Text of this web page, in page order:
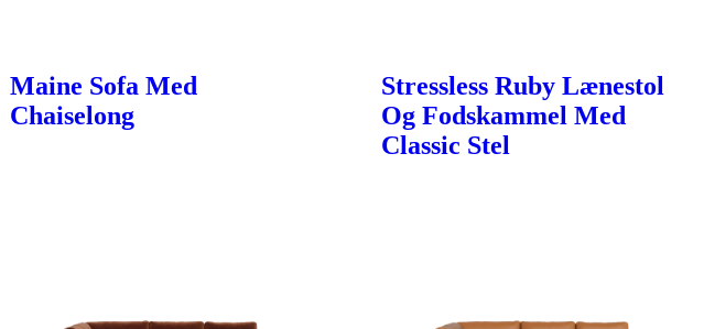
Maine Sofa Med
Chaiselong
Stressless Ruby Lænestol
Og Fodskammel Med
Classic Stel